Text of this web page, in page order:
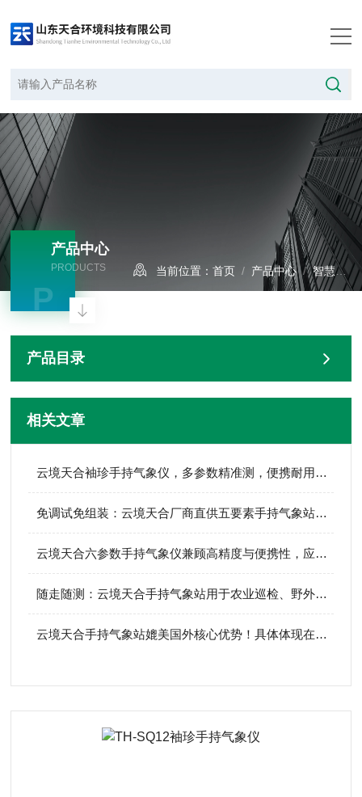
产品中心
PRODUCTS
P
当前位置：首页 / 产品中心/智慧气象
产品目录
相关文章
云境天合袖珍手持气象仪，多参数精准测，便携耐用，户外探险作业精选神器
免调试免组装：云境天合厂商直供五要素手持气象站，即拿即用的气象利器
云境天合六参数手持气象仪兼顾高精度与便携性，应急巡检、野外科考都适配！
​随走随测：云境天合手持气象站用于农业巡检、野外科考等各类移动监测场景
云境天合手持气象站媲美国外核心优势！具体体现在以下几个维度